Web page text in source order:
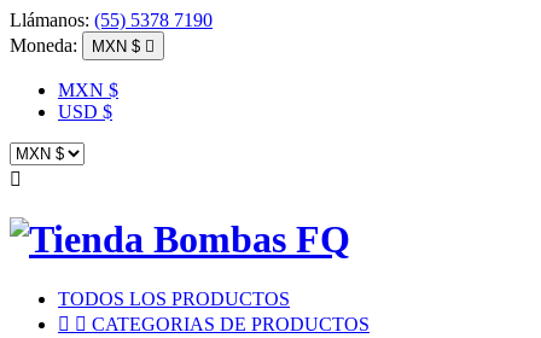
Llámanos: (55) 5378 7190
Moneda:
MXN $ 
MXN $
USD $

TODOS LOS PRODUCTOS
  CATEGORIAS DE PRODUCTOS